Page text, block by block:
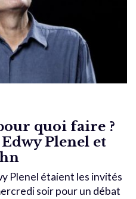
quoi faire ?
Plenel et
Plenel étaient les invités
soir pour un débat